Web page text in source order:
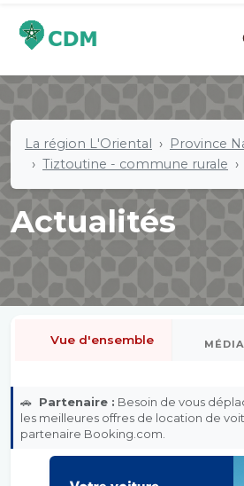
La région L'Oriental
Province
Tiztoutine - commune rurale
Actualités
Vue d'ensemble
🚗 Partenaire : Besoin de vous
les meilleures offres de location de
partenaire Booking.com.